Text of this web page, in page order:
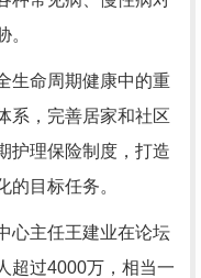
。
命周期健康中的重
系，完善居家和社区
护理保险制度，打造
的目标任务。
主任王建业在论坛
超过4000万，相当一